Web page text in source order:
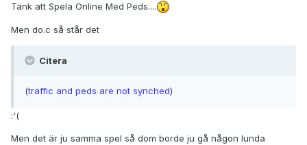
Tänk att Spela Online Med Peds....
Men do.c så står det
Citera
(traffic and peds are not synched)
:'(
Men det är ju samma spel så dom borde ju gå någon lunda